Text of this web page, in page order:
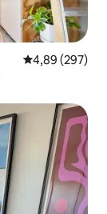
Gemiddelde
4,89 (297)